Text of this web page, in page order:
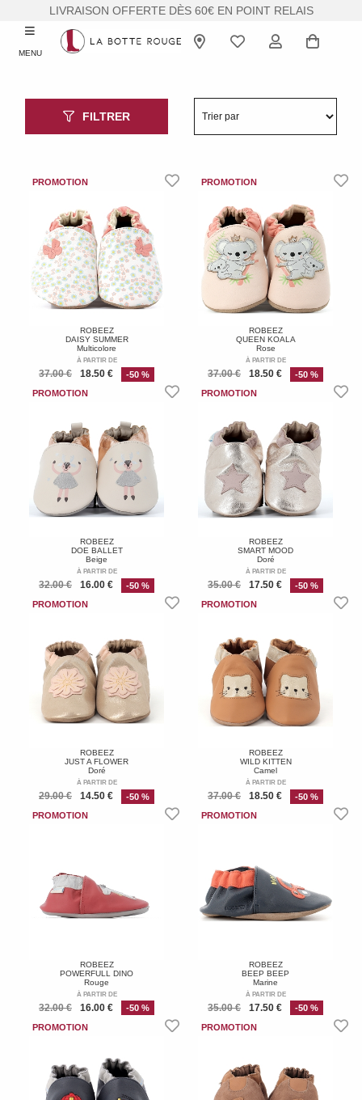
LIVRAISON OFFERTE DÈS 60€ EN POINT RELAIS
MENU
FILTRER
ROBEEZ
DAISY SUMMER
Multicolore
À PARTIR DE
37.00 € 18.50 € -50 %
ROBEEZ
QUEEN KOALA
Rose
À PARTIR DE
37.00 € 18.50 € -50 %
ROBEEZ
DOE BALLET
Beige
À PARTIR DE
32.00 € 16.00 € -50 %
ROBEEZ
SMART MOOD
Doré
À PARTIR DE
35.00 € 17.50 € -50 %
ROBEEZ
JUST A FLOWER
Doré
À PARTIR DE
29.00 € 14.50 € -50 %
ROBEEZ
WILD KITTEN
Camel
À PARTIR DE
37.00 € 18.50 € -50 %
ROBEEZ
POWERFULL DINO
Rouge
À PARTIR DE
32.00 € 16.00 € -50 %
ROBEEZ
BEEP BEEP
Marine
À PARTIR DE
35.00 € 17.50 € -50 %